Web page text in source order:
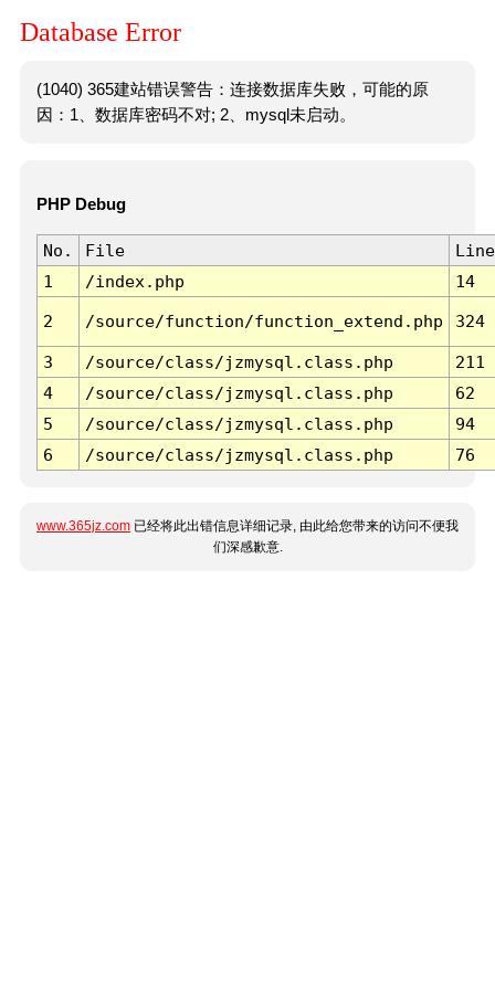
Database Error
(1040) 365建站错误警告：连接数据库失败，可能的原
因：1、数据库密码不对; 2、mysql未启动。
PHP Debug
No. File
Line
1
/index.php 14
2 /source/function/function_extend.php 324
3 /source/class/jzmysql.class.php
211
4
/source/class/jzmysql.class.php
62
5
/source/class/jzmysql.class.php
94
6
/source/class/jzmysql.class.php 76
www.365jz.com 已经将此出错信息详细记录, 由此给您带来的访问不便我
们深感歉意.